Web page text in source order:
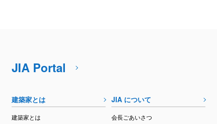
JIA Portal
建築家とは
建築家とは
JIA について
会長ごあいさつ